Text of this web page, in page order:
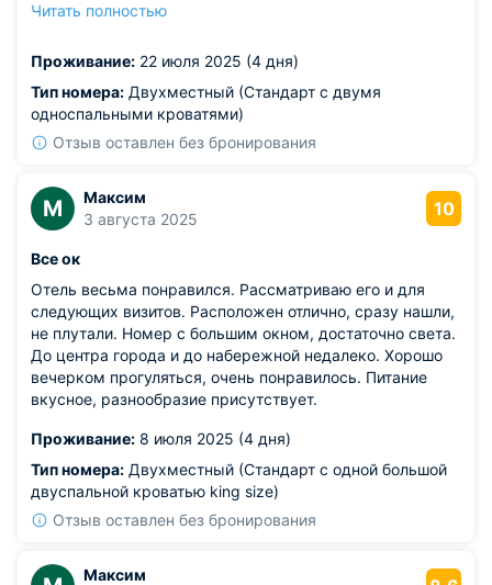
буду останавливаться в Екатеринбурге, когда буду
Читать полностью
Проживание: 22 июля 2025 (4 дня)
Тип номера: Двухместный (Стандарт с двумя
односпальными кроватями)
Отзыв оставлен без бронирования
М
Максим
3 августа 2025
10
Все ок
Отель весьма понравился. Рассматриваю его и для
следующих визитов. Расположен отлично, сразу нашли,
не плутали. Номер с большим окном, достаточно света.
До центра города и до набережной недалеко. Хорошо
вечерком прогуляться, очень понравилось. Питание
вкусное, разнообразие присутствует.
Проживание: 8 июля 2025 (4 дня)
Тип номера: Двухместный (Стандарт с одной большой
двуспальной кроватью king size)
Отзыв оставлен без бронирования
Максим